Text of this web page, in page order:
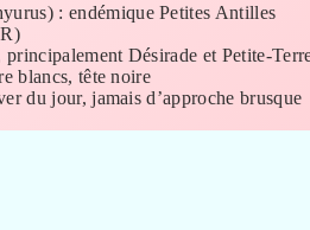
: endémique Petites Antilles
Désirade et Petite-
blancs, tête noire
du jour, jamais d’approche brusque